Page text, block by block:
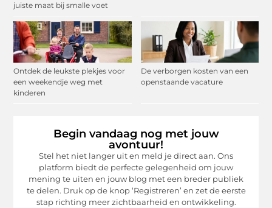
juiste maat bij smalle voet
Ontdek de leukste plekjes voor
een weekendje weg met
kinderen
De verborgen kosten van een
openstaande vacature
Begin vandaag nog met jouw
avontuur!
Stel het niet langer uit en meld je direct aan. Ons
platform biedt de perfecte gelegenheid om jouw
mening te uiten en jouw blog met een breder publiek
te delen. Druk op de knop ‘Registreren’ en zet de eerste
stap richting meer zichtbaarheid en ontwikkeling.